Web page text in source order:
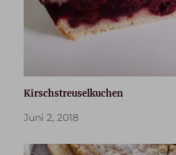
Kirschstreuselkuchen
Juni 2, 2018